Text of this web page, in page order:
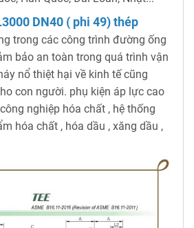
DN40 ( phi 49) thép
trong các công trình đường ống
bảo an toàn trong quá trình vận
nổ thiệt hại về kinh tế cũng
con người. phụ kiện áp lực cao
nghiệp hóa chất , hệ thống
hóa chất , hóa dầu , xăng dầu ,